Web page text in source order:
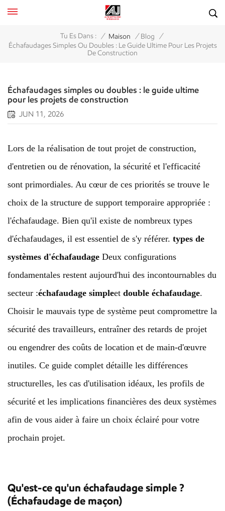
Tu Es Dans : / Maison / Blog /
Échafaudages Simples Ou Doubles : Le Guide Ultime Pour Les Projets
De Construction
Échafaudages simples ou doubles : le guide ultime
pour les projets de construction
JUN 11, 2026
Lors de la réalisation de tout projet de construction,
d'entretien ou de rénovation, la sécurité et l'efficacité
sont primordiales. Au cœur de ces priorités se trouve le
choix de la structure de support temporaire appropriée :
l'échafaudage. Bien qu'il existe de nombreux types
d'échafaudages, il est essentiel de s'y référer. types de
systèmes d'échafaudage Deux configurations
fondamentales restent aujourd'hui des incontournables du
secteur :échafaudage simpleet double échafaudage.
Choisir le mauvais type de système peut compromettre la
sécurité des travailleurs, entraîner des retards de projet
ou engendrer des coûts de location et de main-d'œuvre
inutiles. Ce guide complet détaille les différences
structurelles, les cas d'utilisation idéaux, les profils de
sécurité et les implications financières des deux systèmes
afin de vous aider à faire un choix éclairé pour votre
prochain projet.
Qu'est-ce qu'un échafaudage simple ?
(Échafaudage de maçon)